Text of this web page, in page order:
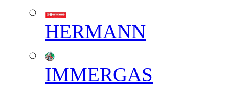
HERMANN
IMMERGAS